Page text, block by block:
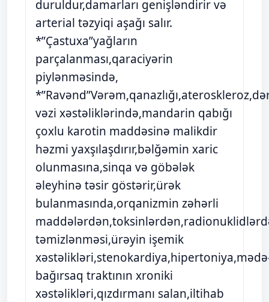
duruldur,damarları genişləndirir və
arterial təzyiqi aşağı salır.
*”Çastuxa”yağların
parçalanması,qaraciyərin
piylənməsində,
vəzi xəstəliklərində,mandarin qabığı
çoxlu karotin maddəsinə malikdir
həzmi yaxşılaşdırır,bəlğəmin xaric
olunmasına,sinqa və göbələk
əleyhinə təsir göstərir,ürək
bulanmasında,orqanizmin zəhərli
təmizlənməsi,ürəyin işemik
bağırsaq traktının xroniki
xəstəlikləri,qızdırmanı salan,iltihab